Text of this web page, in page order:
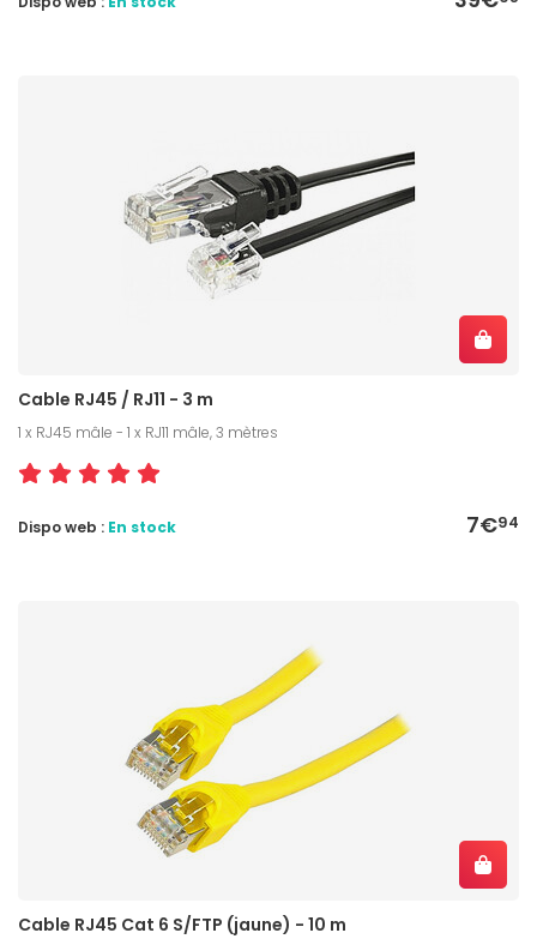
Cable RJ45 / RJ11 - 3 m
1 x RJ45 mâle - 1 x RJ11 mâle, 3 mètres
7€94
Dispo web : En stock
Cable RJ45 Cat 6 S/FTP (jaune) - 10 m